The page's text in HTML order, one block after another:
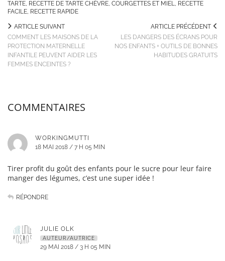
TARTE, RECETTE DE TARTE CHÈVRE, COURGETTES ET MIEL, RECETTE
FACILE, RECETTE RAPIDE
ARTICLE PRÉCÉDENT
LES DANGERS DES ÉCRANS POUR
NOS ENFANTS + OUTILS DE BONNES
HABITUDES GRATUITS
ARTICLE SUIVANT
COMMENT LES MAISONS DE LA
PROTECTION MATERNELLE
INFANTILE PEUVENT AIDER LES
FEMMES ENCEINTES ?
COMMENTAIRES
WORKINGMUTTI
18 MAI 2018 / 7 H 05 MIN
Tirer profit du goût des enfants pour le sucre pour leur faire
manger des légumes, c’est une super idée !
RÉPONDRE
JULIE OLK
AUTEUR/AUTRICE
29 MAI 2018 / 3 H 05 MIN